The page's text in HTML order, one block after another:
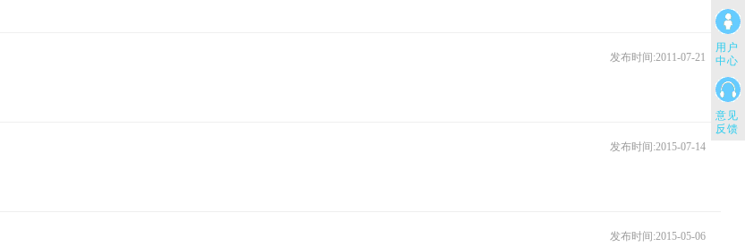
用户
中心
意见
反馈
发布时间:2011-07-21
发布时间:2015-07-14
发布时间:2015-05-06